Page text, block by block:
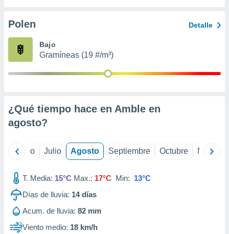
e
mediante
de
1199
Polen Detalle
Bajo
Gramíneas (19 #/m³)
¿Qué tiempo hace en Amble en
agosto?
Junio Julio Agosto Septiembre Octubre
T. Media: 15°C Max.: 17°C Min: 13°C
Días de lluvia: 14días
Acum. de lluvia: 82 mm
Viento medio: 18 km/h